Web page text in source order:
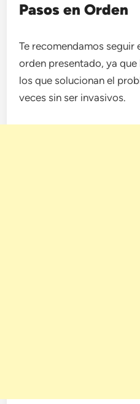
Pasos en Orden
Te recomendamos seguir
orden presentado, ya
los que solucionan el
veces sin ser invasivos.